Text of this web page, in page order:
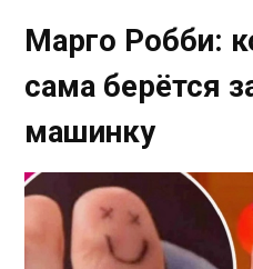
Марго Робби:
сама берётся
машинку